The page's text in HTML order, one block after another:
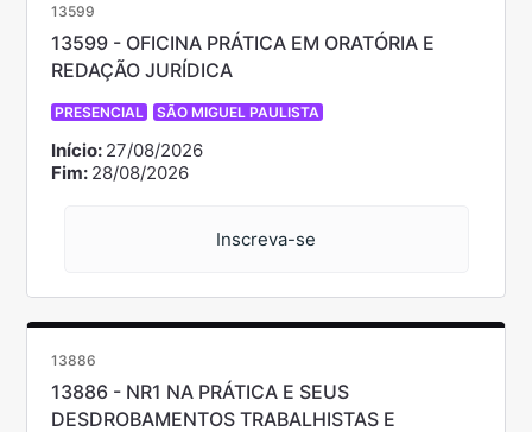
13599
13599 - OFICINA PRÁTICA EM ORATÓRIA E
REDAÇÃO JURÍDICA
PRESENCIAL SÃO MIGUEL PAULISTA
Início: 27/08/2026
Fim: 28/08/2026
Inscreva-se
13886
13886 - NR1 NA PRÁTICA E SEUS
DESDROBAMENTOS TRABALHISTAS E